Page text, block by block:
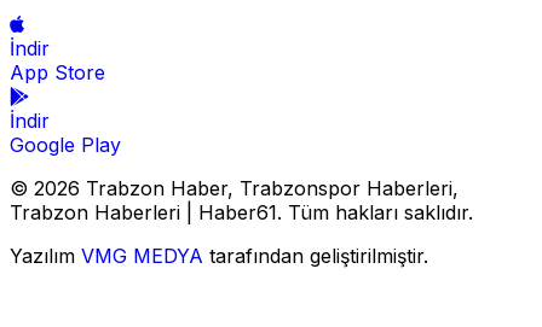
İndir
App Store
İndir
Google Play
© 2026 Trabzon Haber, Trabzonspor Haberleri,
Trabzon Haberleri | Haber61. Tüm hakları saklıdır.
Yazılım VMG MEDYA tarafından geliştirilmiştir.